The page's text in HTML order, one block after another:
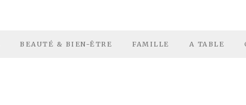
BEAUTÉ & BIEN-ÊTRE FAMILLE A TABLE